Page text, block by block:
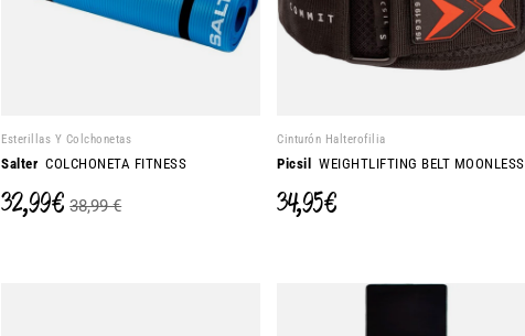
Esterillas Y Colchonetas
Salter COLCHONETA FITNESS
32,99 € 38,99 €
Cinturón Halterofilia
Picsil WEIGHTLIFTING BELT MOONLESS
34,95 €